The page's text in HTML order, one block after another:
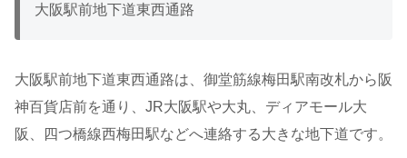
大阪駅前地下道東西通路
大阪駅前地下道東西通路は、御堂筋線梅田駅南改札から阪
神百貨店前を通り、JR大阪駅や大丸、ディアモール大
阪、四つ橋線西梅田駅などへ連絡する大きな地下道です。